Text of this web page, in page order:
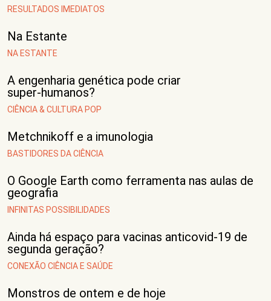
RESULTADOS IMEDIATOS
Na Estante
NA ESTANTE
A engenharia genética pode criar
super-humanos?
CIÊNCIA & CULTURA POP
Metchnikoff e a imunologia
BASTIDORES DA CIÊNCIA
O Google Earth como ferramenta nas aulas de
geografia
INFINITAS POSSIBILIDADES
Ainda há espaço para vacinas anticovid-19 de
segunda geração?
CONEXÃO CIÊNCIA E SAÚDE
Monstros de ontem e de hoje